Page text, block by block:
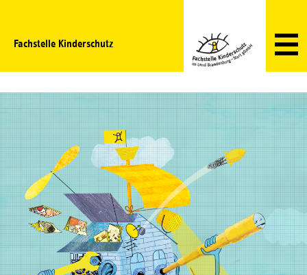
Fachstelle Kinderschutz